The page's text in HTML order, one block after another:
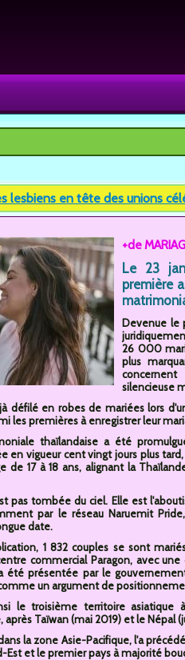
lesbiens en tête des unions
+de
Le 23
première
Devenue le
26 000
plus
silencieuse
défilé en robes de mariées lors
les premières à enregistrer leur
thaïlandaise a été
en vigueur cent vingt jours plus
de 17 à 18 ans, alignant la
pas tombée du ciel. Elle est
par le réseau Naruemit
date.
1 832 couples se sont
commercial Paragon, avec
été présentée par le
un argument de
le troisième territoire asiatique
Taïwan (mai 2019) et le Népal
la zone Asie-Pacifique, l'a
Est et le premier pays à majorité